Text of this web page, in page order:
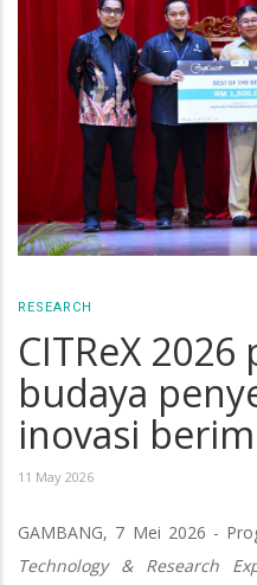
RESEARCH
CITReX 2026
budaya
inovasi
11 May 2026
GAMBANG, 7 Mei 2026 -
Technology & Research